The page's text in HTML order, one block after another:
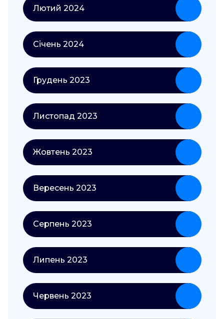
Лютий 2024
Січень 2024
Грудень 2023
Листопад 2023
Жовтень 2023
Вересень 2023
Серпень 2023
Липень 2023
Червень 2023